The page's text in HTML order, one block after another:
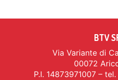
BTV
Via Variante di
00072
P.I. 14873971007 –